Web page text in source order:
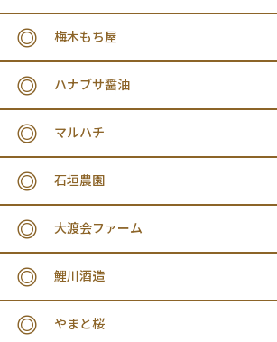
梅木もち屋
ハナブサ醤油
マルハチ
石垣農園
大渡会ファーム
鯉川酒造
やまと桜